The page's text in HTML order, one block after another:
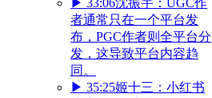
者通常只在一个平台发
布，PGC作者则全平台分
发，这导致平台内容趋
同。
▶ 35:25姬十三：小红书